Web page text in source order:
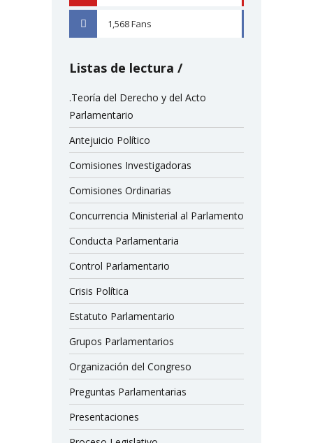
1,568Fans
Listas de lectura
.Teoría del Derecho y del Acto
Parlamentario
Antejuicio Político
Comisiones Investigadoras
Comisiones Ordinarias
Concurrencia Ministerial al Parlamento
Conducta Parlamentaria
Control Parlamentario
Crisis Política
Estatuto Parlamentario
Grupos Parlamentarios
Organización del Congreso
Preguntas Parlamentarias
Presentaciones